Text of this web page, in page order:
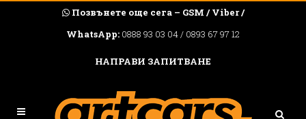
Позвънете още сега – GSM / Viber /
WhatsApp: 0888 93 03 04 / 0893 67 97 12
НАПРАВИ ЗАПИТВАНЕ